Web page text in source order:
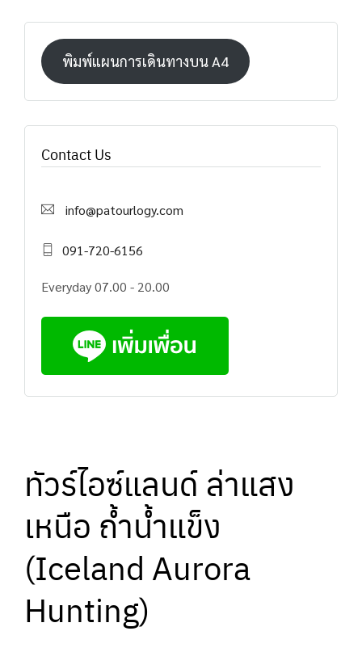
พิมพ์แผนการเดินทางบน A4
Contact Us
info@patourlogy.com
091-720-6156
Everyday 07.00 - 20.00
ทัวร์ไอซ์แลนด์ ล่าแสง
เหนือ ถ้ำน้ำแข็ง
(Iceland Aurora
Hunting)